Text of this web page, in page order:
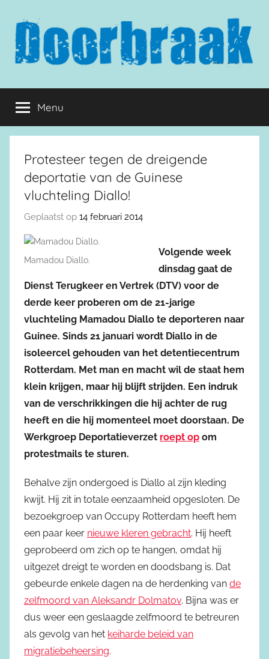
inhoud
springen
Doorbraak.eu
Menu
Protesteer tegen de dreigende
deportatie van de Guinese
vluchteling Diallo!
Geplaatst op 14 februari 2014
Mamadou Diallo.
Volgende week
dinsdag gaat de
Dienst Terugkeer en Vertrek (DTV) voor de
derde keer proberen om de 21-jarige
vluchteling Mamadou Diallo te deporteren naar
Guinee. Sinds 21 januari wordt Diallo in de
isoleercel gehouden van het detentiecentrum
Rotterdam. Met man en macht wil de staat hem
klein krijgen, maar hij blijft strijden. Een indruk
van de verschrikkingen die hij achter de rug
heeft en die hij momenteel moet doorstaan. De
Werkgroep Deportatieverzet roept op om
protestmails te sturen.
Behalve zijn ondergoed is Diallo al zijn kleding
kwijt. Hij zit in totale eenzaamheid opgesloten. De
bezoekgroep van Occupy Rotterdam heeft hem
een paar keer nieuwe kleren gebracht. Hij heeft
geprobeerd om zich op te hangen, omdat hij
uitgezet dreigt te worden en doodsbang is. Dat
gebeurde enkele dagen na de herdenking van de
zelfmoord van Aleksandr Dolmatov. Bijna was er
dus weer een geslaagde zelfmoord te betreuren
als gevolg van het keiharde beleid van
migratiebeheersing.